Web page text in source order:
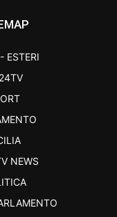
ESTERI
NEWS